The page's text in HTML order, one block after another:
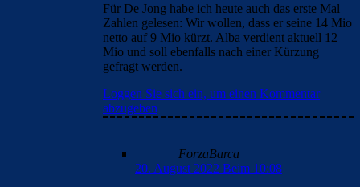
Für De Jong habe ich heute auch das erste Mal
Zahlen gelesen: Wir wollen, dass er seine 14 Mio
netto auf 9 Mio kürzt. Alba verdient aktuell 12
Mio und soll ebenfalls nach einer Kürzung
gefragt werden.
Loggen Sie sich ein, um einen Kommentar
abzugeben
ForzaBarca
20. August 2022 Beim 10:08